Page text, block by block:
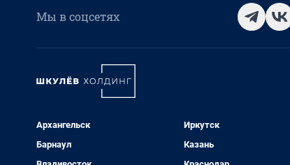
Мы в соцсетях
Архангельск
Барнаул
Иркутск
Казань